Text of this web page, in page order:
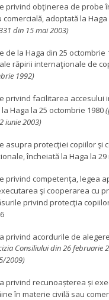
privind obţinerea de probe
adoptată la Haga
din 15 mai 2003)
de la Haga din 25 octombrie
răpirii internaţionale de
1992)
privind facilitarea accesului
Haga la 25 octombrie 1980
iunie 2003)
asupra protecţiei copiilor şi
încheiată la Haga la 29
privind competenţa, legea
şi cooperarea cu
privind protecţia
privind acordurile de
Consiliului din 26 februarie
2009)
privind recunoașterea și
în materie civilă sau